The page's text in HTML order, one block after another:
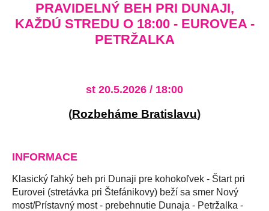
PRAVIDELNÝ BEH PRI DUNAJI,
KAŽDÚ STREDU O 18:00 - EUROVEA -
PETRŽALKA
st 20.5.2026 / 18:00
(Rozbeháme Bratislavu)
INFORMACE
Klasický ľahký beh pri Dunaji pre kohokoľvek - Štart pri
Eurovei (stretávka pri Štefánikovy) beží sa smer Nový
most/Prístavný most - prebehnutie Dunaja - Petržalka -